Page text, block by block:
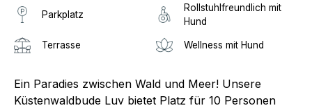
Parkplatz
Rollstuhlfreundlich mit
Hund
Terrasse Wellness mit Hund
Ein Paradies zwischen Wald und Meer! Unsere
Küstenwaldbude Luv bietet Platz für 10 Personen